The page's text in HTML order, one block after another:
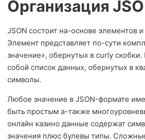
Организация
JSON состоит на-основе элементов
Элемент представляет по-сути
значение», обернутых в curly
собой список данных, обернутых в
символы.
Любое значение в JSON-формате
быть простым а-также
онлайн казино данные содержат
значения плюс булевы типы.